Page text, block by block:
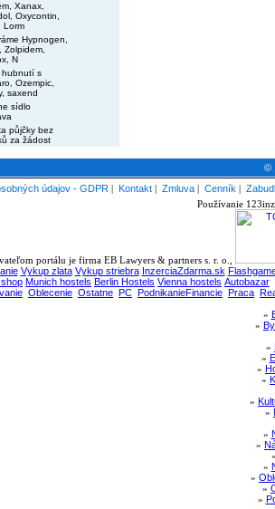
Xanax,
Oxycontin,
Lorm
Hypnogen,
Zolpidem,
N
hubnutí s
Ozempic,
saxend
sídlo
půjčky bez
za žádost
©
údajov - GDPR | Kontakt | Zmluva | Cenník |
Používanie
portálu je firma EB Lawyers & partners s. r. o.,
Vykup zlata Vykup striebra InzerciaZdarma.sk
Munich hostels Berlin Hostels Vienna hostels Autobazar
Oblecenie Ostatne PC PodnikanieFinancie Praca
»
»
»
»
»
»
»
»
»
»
»
»
»
»